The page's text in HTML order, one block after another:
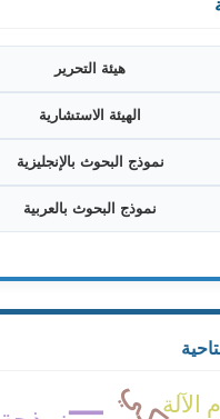
هيئة التحرير
الهيئة الاستشارية
نموذج البحوث بالإنجليزية
نموذج البحوث بالعربية
الآلة